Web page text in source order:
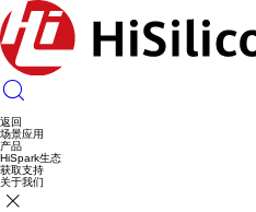
返回
场景应用
产品
HiSpark生态
获取支持
关于我们